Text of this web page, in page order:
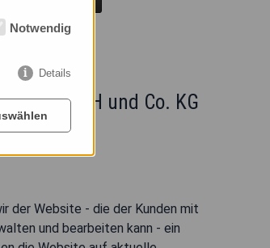
GmbH und Co. KG
und Eisenach
der Website - die der Kunden mit
und bearbeiten kann - ein
Notwendig
Details